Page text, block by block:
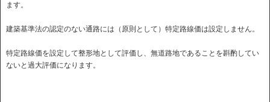
ます。
建築基準法の認定のない通路には（原則として）特定路線価は設定しません。
特定路線価を設定して整形地として評価し、無道路地であることを斟酌してい
ないと過大評価になります。